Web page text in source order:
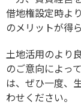
借地権設定時よ
のメリットが得
土地活用のより
のご意向によっ
は、ぜひ一度、
わせください。